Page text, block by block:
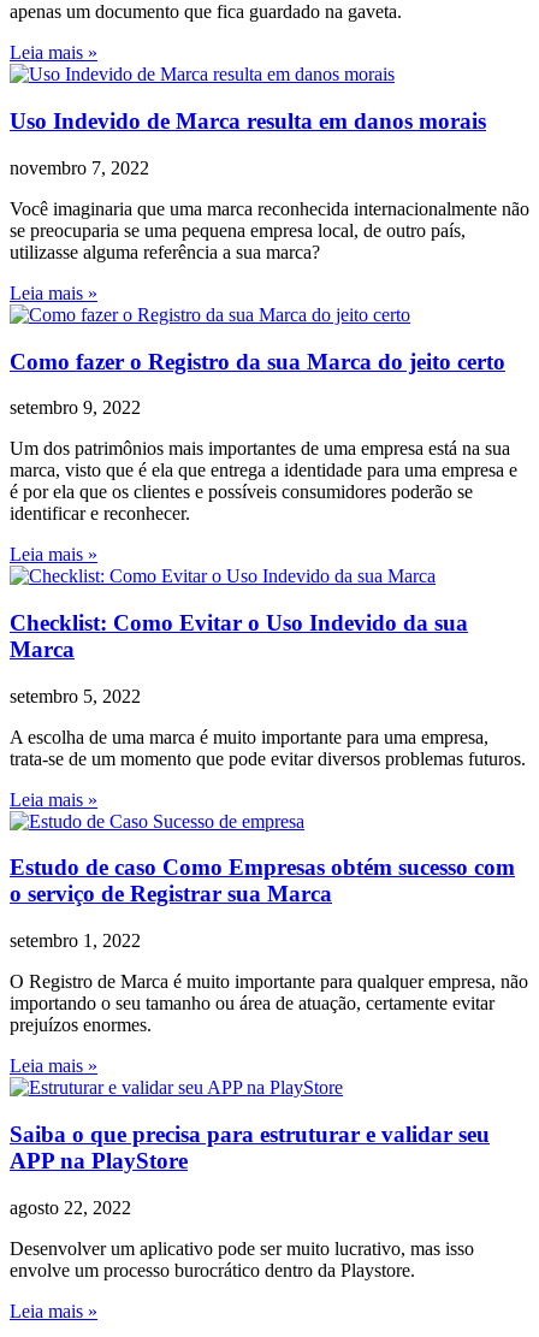
apenas um documento que fica guardado na gaveta.
Leia mais »
Uso Indevido de Marca resulta em danos morais
novembro 7, 2022
Você imaginaria que uma marca reconhecida internacionalmente não
se preocuparia se uma pequena empresa local, de outro país,
utilizasse alguma referência a sua marca?
Leia mais »
Como fazer o Registro da sua Marca do jeito certo
setembro 9, 2022
Um dos patrimônios mais importantes de uma empresa está na sua
marca, visto que é ela que entrega a identidade para uma empresa e
é por ela que os clientes e possíveis consumidores poderão se
identificar e reconhecer.
Leia mais »
Checklist: Como Evitar o Uso Indevido da sua
Marca
setembro 5, 2022
A escolha de uma marca é muito importante para uma empresa,
trata-se de um momento que pode evitar diversos problemas futuros.
Leia mais »
Estudo de caso Como Empresas obtém sucesso com
o serviço de Registrar sua Marca
setembro 1, 2022
O Registro de Marca é muito importante para qualquer empresa, não
importando o seu tamanho ou área de atuação, certamente evitar
prejuízos enormes.
Leia mais »
Saiba o que precisa para estruturar e validar seu
APP na PlayStore
agosto 22, 2022
Desenvolver um aplicativo pode ser muito lucrativo, mas isso
envolve um processo burocrático dentro da Playstore.
Leia mais »